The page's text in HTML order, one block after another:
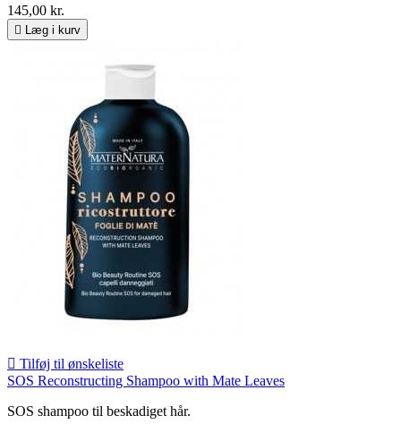
145,00 kr.
 Læg i kurv
 Tilføj til ønskeliste
SOS Reconstructing Shampoo with Mate Leaves
SOS shampoo til beskadiget hår.